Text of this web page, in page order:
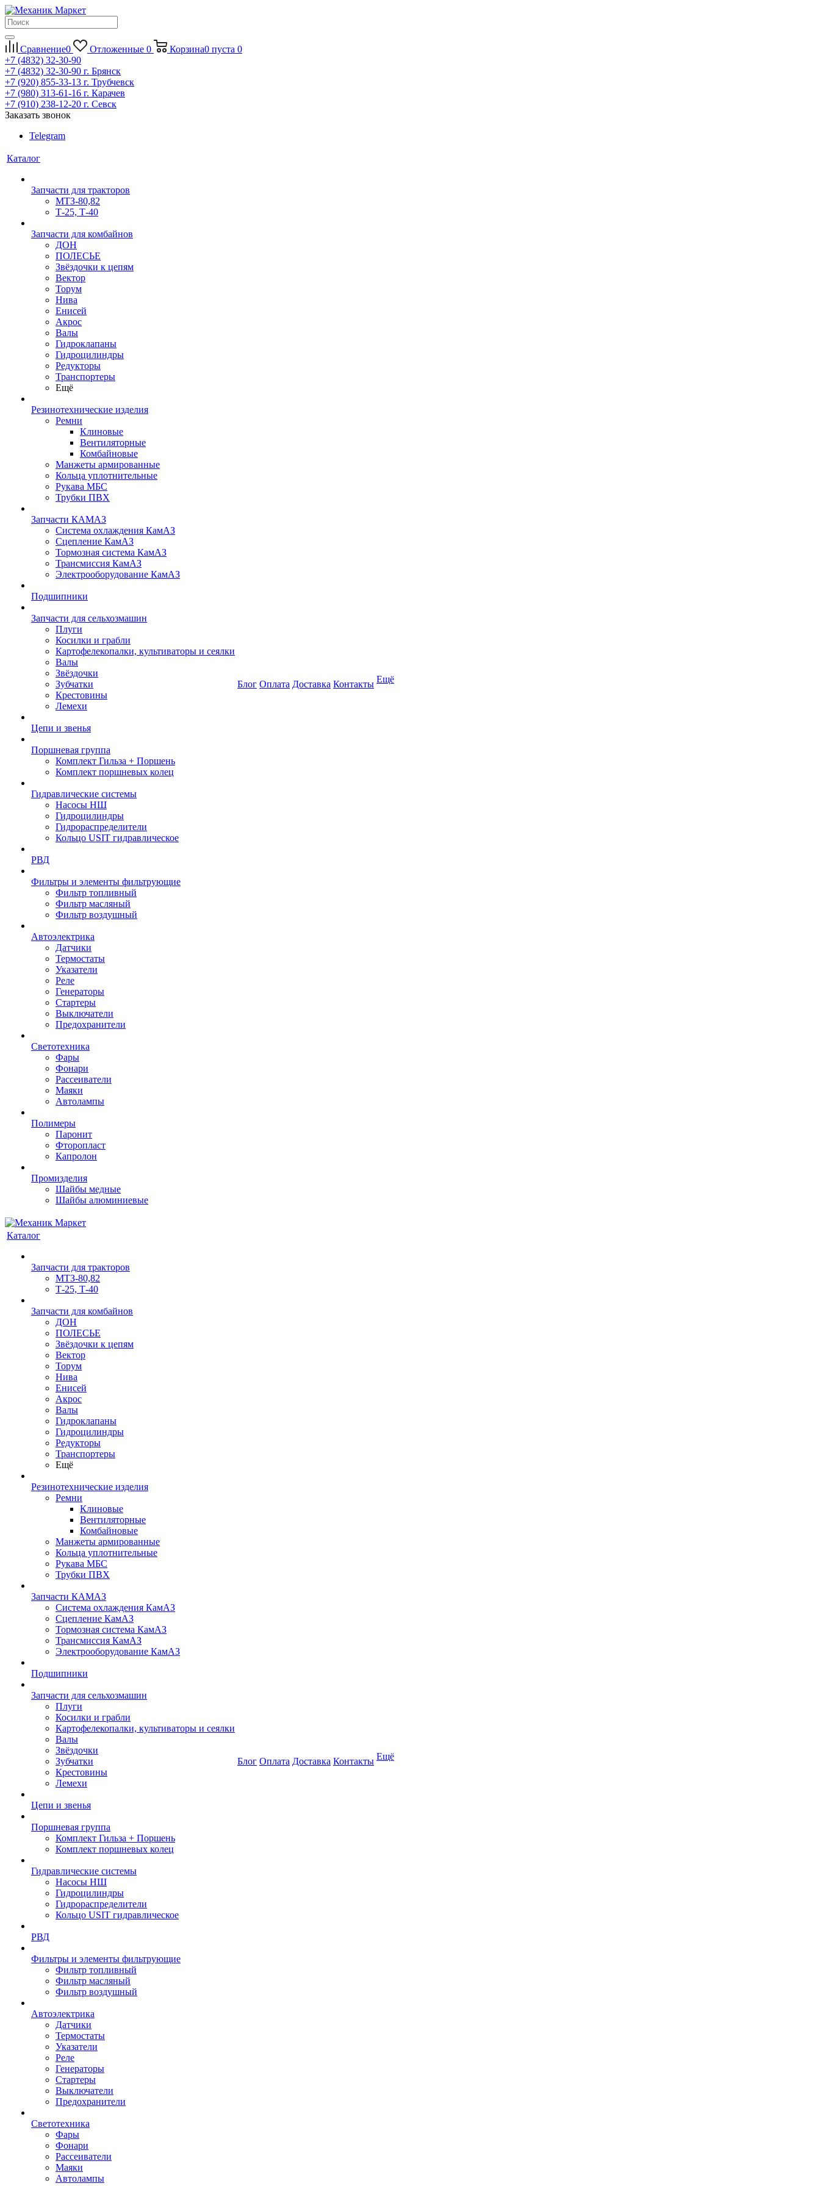
Сравнение0 Отложенные 0 Корзина0 пуста 0
+7 (4832) 32-30-90
+7 (4832) 32-30-90 г. Брянск
+7 (920) 855-33-13 г. Трубчевск
+7 (980) 313-61-16 г. Карачев
+7 (910) 238-12-20 г. Севск
Заказать звонок
Telegram
Каталог
Запчасти для тракторов
МТЗ-80,82
Т-25, Т-40
Запчасти для комбайнов
ДОН
ПОЛЕСЬЕ
Звёздочки к цепям
Вектор
Торум
Нива
Енисей
Акрос
Валы
Гидроклапаны
Гидроцилиндры
Редукторы
Транспортеры
Ещё
Резинотехнические изделия
Ремни
Клиновые
Вентиляторные
Комбайновые
Манжеты армированные
Кольца уплотнительные
Рукава МБС
Трубки ПВХ
Запчасти КАМАЗ
Система охлаждения КамАЗ
Сцепление КамАЗ
Тормозная система КамАЗ
Трансмиссия КамАЗ
Электрооборудование КамАЗ
Подшипники
Запчасти для сельхозмашин
Плуги
Косилки и грабли
Картофелекопалки, культиваторы и сеялки
Валы
Звёздочки
Зубчатки
Крестовины
Лемехи
Цепи и звенья
Поршневая группа
Комплект Гильза + Поршень
Комплект поршневых колец
Гидравлические системы
Насосы НШ
Гидроцилиндры
Гидрораспределители
Кольцо USIT гидравлическое
РВД
Фильтры и элементы фильтрующие
Фильтр топливный
Фильтр масляный
Фильтр воздушный
Автоэлектрика
Датчики
Термостаты
Указатели
Реле
Генераторы
Стартеры
Выключатели
Предохранители
Светотехника
Фары
Фонари
Рассеиватели
Маяки
Автолампы
Полимеры
Паронит
Фторопласт
Капролон
Промизделия
Шайбы медные
Шайбы алюминиевые
Блог Оплата Доставка Контакты Ещё
Каталог
Запчасти для тракторов
МТЗ-80,82
Т-25, Т-40
Запчасти для комбайнов
ДОН
ПОЛЕСЬЕ
Звёздочки к цепям
Вектор
Торум
Нива
Енисей
Акрос
Валы
Гидроклапаны
Гидроцилиндры
Редукторы
Транспортеры
Ещё
Резинотехнические изделия
Ремни
Клиновые
Вентиляторные
Комбайновые
Манжеты армированные
Кольца уплотнительные
Рукава МБС
Трубки ПВХ
Запчасти КАМАЗ
Система охлаждения КамАЗ
Сцепление КамАЗ
Тормозная система КамАЗ
Трансмиссия КамАЗ
Электрооборудование КамАЗ
Подшипники
Запчасти для сельхозмашин
Плуги
Косилки и грабли
Картофелекопалки, культиваторы и сеялки
Валы
Звёздочки
Зубчатки
Крестовины
Лемехи
Цепи и звенья
Поршневая группа
Комплект Гильза + Поршень
Комплект поршневых колец
Гидравлические системы
Насосы НШ
Гидроцилиндры
Гидрораспределители
Кольцо USIT гидравлическое
РВД
Фильтры и элементы фильтрующие
Фильтр топливный
Фильтр масляный
Фильтр воздушный
Автоэлектрика
Датчики
Термостаты
Указатели
Реле
Генераторы
Стартеры
Выключатели
Предохранители
Светотехника
Фары
Фонари
Рассеиватели
Маяки
Автолампы
Блог Оплата Доставка Контакты Ещё